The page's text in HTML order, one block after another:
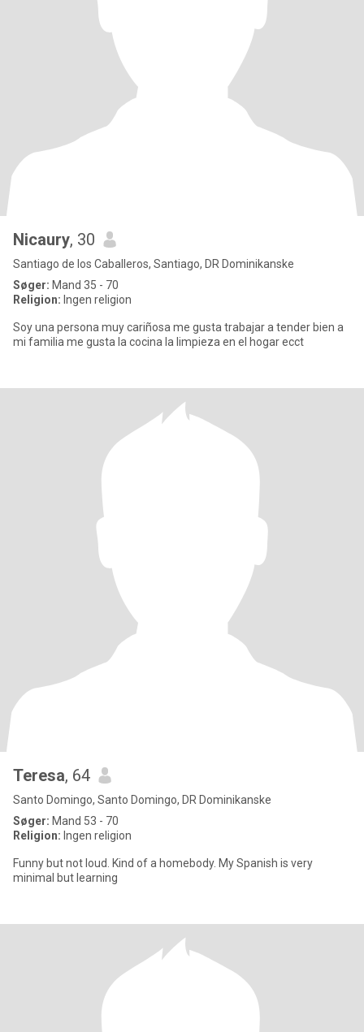
Nicaury, 30
Santiago de los Caballeros, Santiago, DR Dominikanske
Søger: Mand 35 - 70
Religion: Ingen religion
Soy una persona muy cariñosa me gusta trabajar a tender bien a
mi familia me gusta la cocina la limpieza en el hogar ecct
Teresa, 64
Santo Domingo, Santo Domingo, DR Dominikanske
Søger: Mand 53 - 70
Religion: Ingen religion
Funny but not loud. Kind of a homebody. My Spanish is very
minimal but learning